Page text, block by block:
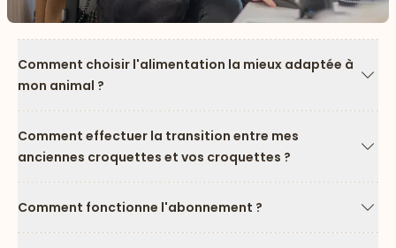
Comment choisir l'alimentation la mieux adaptée à
mon animal ?
Comment effectuer la transition entre mes
anciennes croquettes et vos croquettes ?
Comment fonctionne l'abonnement ?